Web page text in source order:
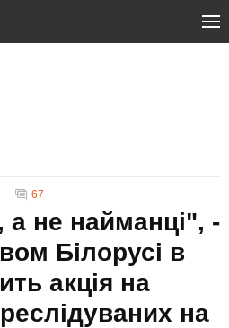
67
а не найманці", -
Білорусі в
акція на
на